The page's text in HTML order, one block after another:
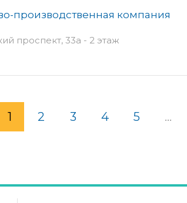
производственная компания
проспект, 33а - 2 этаж
1 2 3 4 5 ...